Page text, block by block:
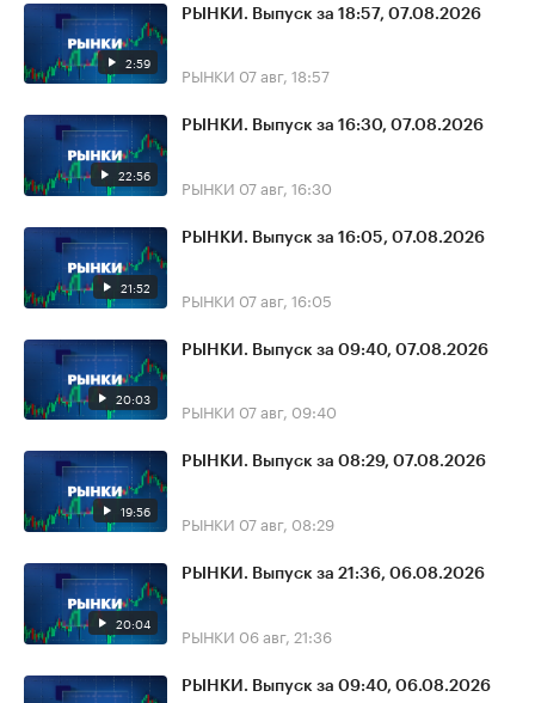
2:59
РЫНКИ. Выпуск за 18:57, 07.08.2026
РЫНКИ 07 авг, 18:57
22:56
РЫНКИ. Выпуск за 16:30, 07.08.2026
РЫНКИ 07 авг, 16:30
21:52
РЫНКИ. Выпуск за 16:05, 07.08.2026
РЫНКИ 07 авг, 16:05
20:03
РЫНКИ. Выпуск за 09:40, 07.08.2026
РЫНКИ 07 авг, 09:40
19:56
РЫНКИ. Выпуск за 08:29, 07.08.2026
РЫНКИ 07 авг, 08:29
20:04
РЫНКИ. Выпуск за 21:36, 06.08.2026
РЫНКИ 06 авг, 21:36
РЫНКИ. Выпуск за 09:40, 06.08.2026